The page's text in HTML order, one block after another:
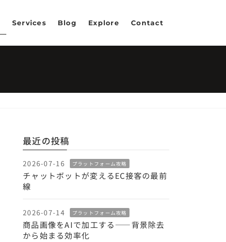
Services Blog Explore Contact
最近の投稿
2026-07-16 プラットフォーム攻略
チャットボットが変えるEC接客の最前
線
2026-07-14 プラットフォーム攻略
商品画像をAIで加工する——背景除去
から始まる効率化